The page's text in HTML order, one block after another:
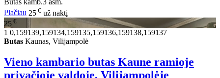
Butas kamb.3 asm.
Plačiau 25 € už naktį
25 €
1 0,159139,159134,159135,159136,159138,159137
Butas Kaunas, Vilijampolė
Vieno kambario butas Kaune ramioje
privačioje valdoje, Vilijampolėje